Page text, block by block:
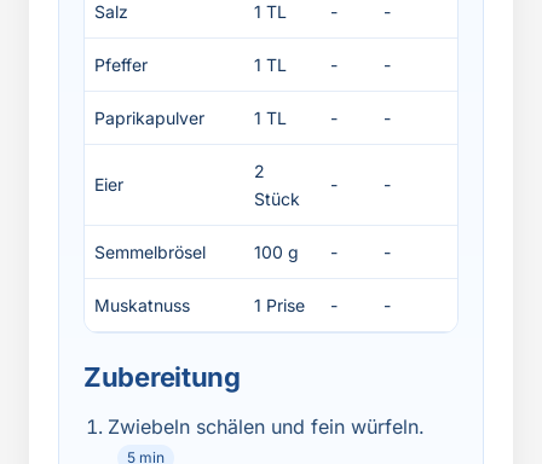
Salz 1 TL - -
Pfeffer 1 TL - -
Paprikapulver 1 TL - -
Eier
2
Stück
- -
Semmelbrösel 100 g - -
Muskatnuss 1 Prise - -
Zubereitung
Zwiebeln schälen und fein würfeln.
5 min